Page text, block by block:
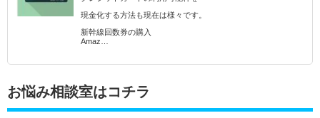
現金化する方法も現在は様々です。
新幹線回数券の購入
Amaz…
お悩み相談室はコチラ